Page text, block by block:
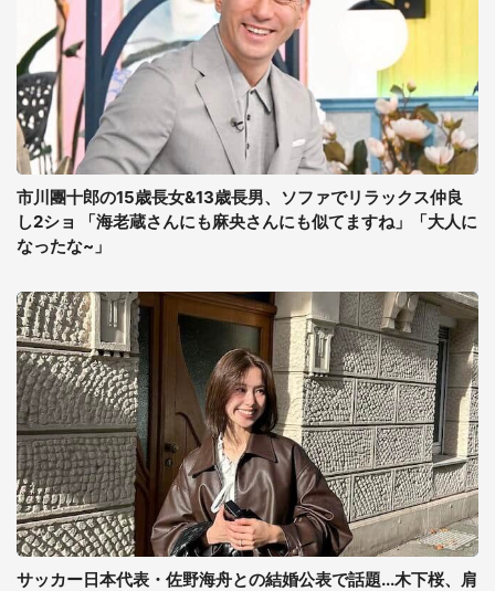
市川團十郎の15歳長女&13歳長男、ソファでリラックス仲良
し2ショ 「海老蔵さんにも麻央さんにも似てますね」「大人に
なったな~」
サッカー日本代表・佐野海舟との結婚公表で話題...木下桜、肩